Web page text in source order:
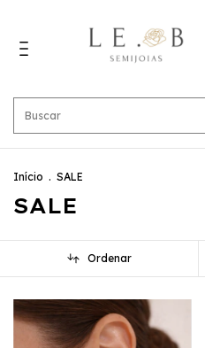
Início . SALE
SALE
Ordenar